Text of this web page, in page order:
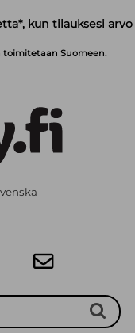
kun tilauksesi arvo
toimitetaan Suomeen.